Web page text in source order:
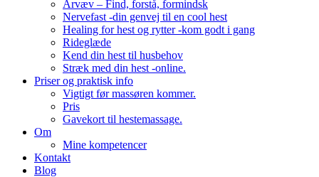
Arvæv – Find, forstå, formindsk
Nervefast -din genvej til en cool hest
Healing for hest og rytter -kom godt i gang
Rideglæde
Kend din hest til husbehov
Stræk med din hest -online.
Priser og praktisk info
Vigtigt før massøren kommer.
Pris
Gavekort til hestemassage.
Om
Mine kompetencer
Kontakt
Blog